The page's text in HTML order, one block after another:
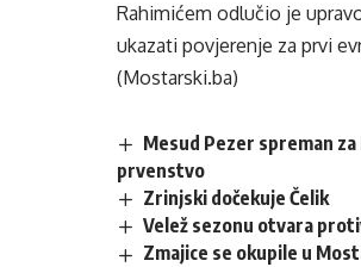
Rahimićem odlučio je
ukazati povjerenje za prvi
(Mostarski.ba)
Mesud Pezer spreman
prvenstvo
Zrinjski dočekuje Čelik
Velež sezonu otvara
Zmajice se okupile u